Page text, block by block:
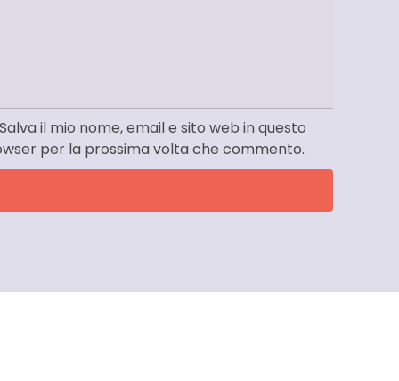
Salva il mio nome, email e sito web in questo
per la prossima volta che commento.